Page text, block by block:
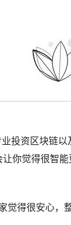
业投资区块链
你觉得很智
觉得很安心，